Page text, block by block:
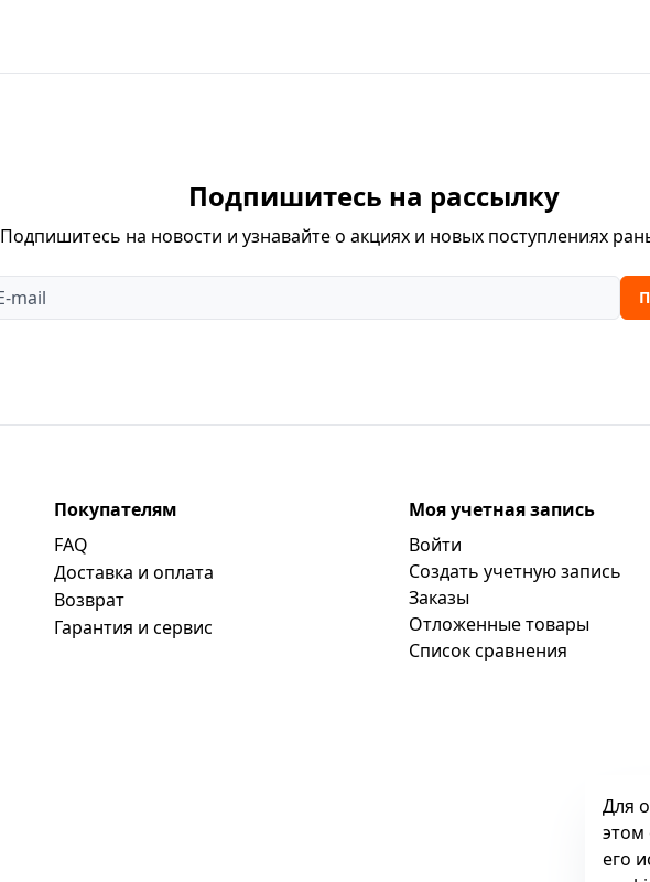
Подпишитесь на рассылку
Подпишитесь на новости и узнавайте о акциях и новых поступлениях
Покупателям
FAQ
Доставка и оплата
Возврат
Гарантия и сервис
Моя учетная запись
Войти
Создать учетную запись
Заказы
Отложенные товары
Список сравнения
Для
этом
его